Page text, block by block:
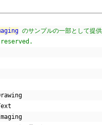
のサンプルの一部として提